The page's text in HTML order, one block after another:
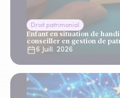
Droit patrimonial
Enfant en situation de
conseiller en gestion de
6 Juill. 2026